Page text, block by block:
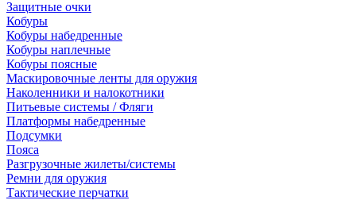
Защитные очки
Кобуры
Кобуры набедренные
Кобуры наплечные
Кобуры поясные
Маскировочные ленты для оружия
Наколенники и налокотники
Питьевые системы / Фляги
Платформы набедренные
Подсумки
Пояса
Разгрузочные жилеты/системы
Ремни для оружия
Тактические перчатки